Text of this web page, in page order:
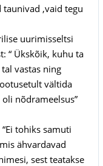
,vaid tegu
uurimisseltsi
“ Ükskõik, kuhu ta
vastas ning
vältida
nõdrameelsus”
tohiks samuti
ähvardavad
sest teatakse